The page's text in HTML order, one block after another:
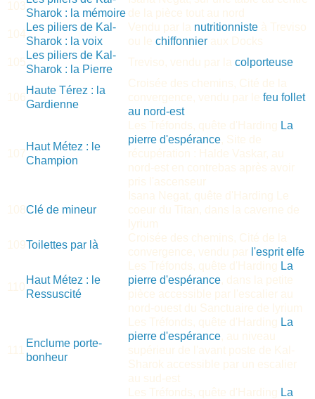
103
Sharok : la mémoire de la pièce tout au nord
104
Les piliers de Kal-
Sharok : la voix
Vendu par la nutritionniste à Treviso
ou le chiffonnier aux Docks
105
Les piliers de Kal-
Sharok : la Pierre
Treviso, vendu par la colporteuse
106
Haute Térez : la
Gardienne
Croisée des chemins, Cité de la
convergence, vendu par le feu follet
au nord-est
107
Haut Métez : le
Champion
Les Tréfonds, quête d'Harding
La
pierre d'espérance, Site de
récupération : Halde Vaskar, au
nord-est en contrebas après avoir
pris l'ascenseur
108Clé de mineur
Isana Negat, quête d'Harding Le
coeur du Titan, dans la caverne de
lyrium
109Toilettes par là
Croisée des chemins, Cité de la
convergence, vendu par l'esprit elfe
110
Haut Métez : le
Ressuscité
Les Tréfonds, quête d'Harding
La
pierre d'espérance, dans la petite
pièce accessible par l'escalier au
nord-ouest du Sanctuaire de lyrium
Enclume porte-
bonheur
Les Tréfonds, quête d'Harding
La
pierre d'espérance, au niveau
supérieur de l'avant poste de Kal-
Sharok accessible par un escalier
au sud-est
Les Tréfonds, quête d'Harding
La